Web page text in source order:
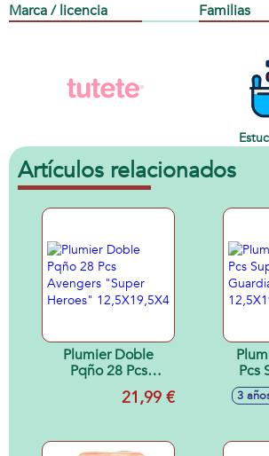
Marca / licencia Familias
Artículos relacionados
Plumier Doble
Pqño 28 Pcs
Avengers "Super
Heroes"21,99 €
Pcs
3